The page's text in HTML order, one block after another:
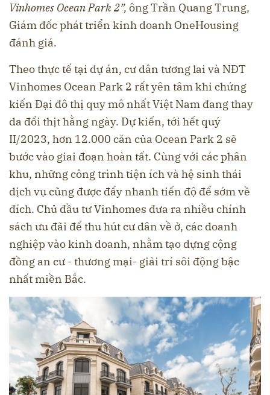
Vinhomes Ocean Park 2”, ông Trần Quang Trung,
Giám đốc phát triển kinh doanh OneHousing
đánh giá.
Theo thực tế tại dự án, cư dân tương lai và NĐT
Vinhomes Ocean Park 2 rất yên tâm khi chứng
kiến Đại đô thị quy mô nhất Việt Nam đang thay
da đổi thịt hằng ngày. Dự kiến, tới hết quý
II/2023, hơn 12.000 căn của Ocean Park 2 sẽ
bước vào giai đoạn hoàn tất. Cùng với các phân
khu, những công trình tiện ích và hệ sinh thái
dịch vụ cũng được đẩy nhanh tiến độ để sớm về
đích. Chủ đầu tư Vinhomes đưa ra nhiều chính
sách ưu đãi để thu hút cư dân về ở, các doanh
nghiệp vào kinh doanh, nhằm tạo dựng cộng
đồng an cư - thương mại- giải trí sôi động bậc
nhất miền Bắc.